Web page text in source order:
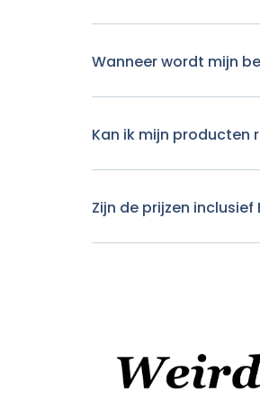
Wanneer wordt mijn
Kan ik mijn producten
Zijn de prijzen